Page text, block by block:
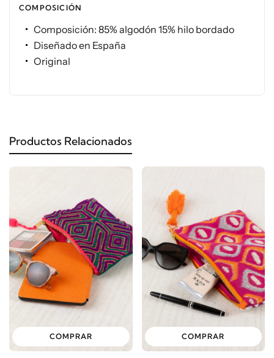
COMPOSICIÓN
Composición: 85% algodón 15% hilo bordado
Diseñado en España
Original
Productos Relacionados
COMPRAR COMPRAR